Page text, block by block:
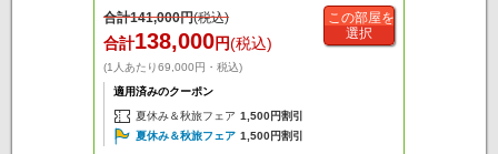
合計141,000円(税込)
合計138,000円(税込)
(1人あたり69,000円・税込)
適用済みのクーポン
夏休み＆秋旅フェア 1,500円割引
夏休み＆秋旅フェア 1,500円割引
この部屋を
選択